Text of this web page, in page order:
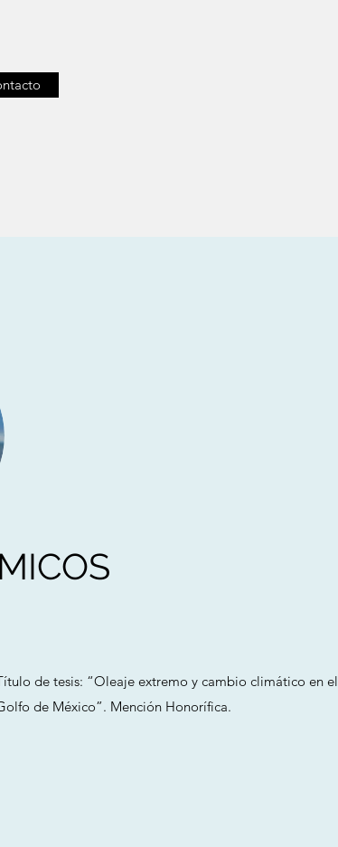
de tesis: “Oleaje extremo y cambio climático en el
de México”. Mención Honorífica.